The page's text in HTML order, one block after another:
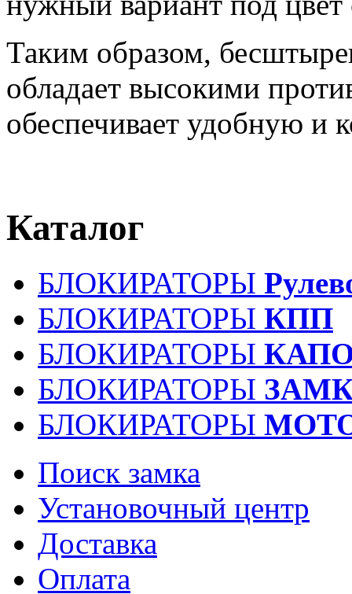
Таким образом,
обладает высокими
обеспечивает удобную и
Каталог
БЛОКИРАТОРЫ
БЛОКИРАТОРЫ КПП
БЛОКИРАТОРЫ
БЛОКИРАТОРЫ
БЛОКИРАТОРЫ
Поиск замка
Установочный центр
Доставка
Оплата